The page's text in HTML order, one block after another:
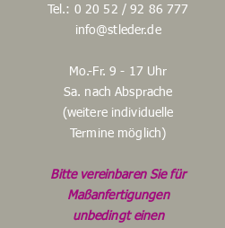
Tel.: 0 20 52 / 92 86 777
info@stleder.de
Mo.-Fr. 9 - 17 Uhr
Sa. nach Absprache
(weitere individuelle
Termine möglich)
Bitte vereinbaren Sie für
Maßanfertigungen
unbedingt einen